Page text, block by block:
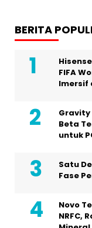
BERITA
FIFA
Imersif
Gravity
Beta
untuk
Satu
Fase
Novo
NRFC,